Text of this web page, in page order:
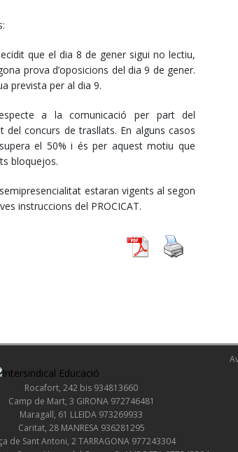
que el dia 8 de gener sigui no lectiu,
prova d’oposicions del dia 9 de gener.
prevista per al dia 9.
a la comunicació per part del
concurs de trasllats. En alguns casos
el 50% i és per aquest motiu que
bloquejos.
estaran vigents al segon
instruccions del PROCICAT.
Rocafort, 242 bis 934813660
Camp de Mart, 3 GIRONA 972746481
Maragall, 61 LLEIDA 973269933
Caritat, 28 MANRESA 936281295
de Sant Antoni, 2 TARRAGONA 977243304